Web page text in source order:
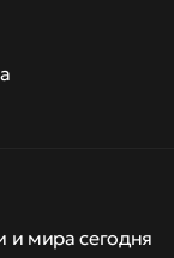
и мира сегодня